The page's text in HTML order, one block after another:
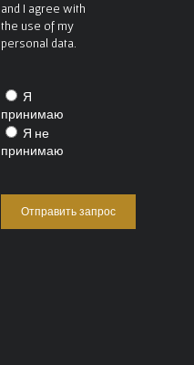
and I agree with
the use of my
personal data.
Я
принимаю
Я не
принимаю